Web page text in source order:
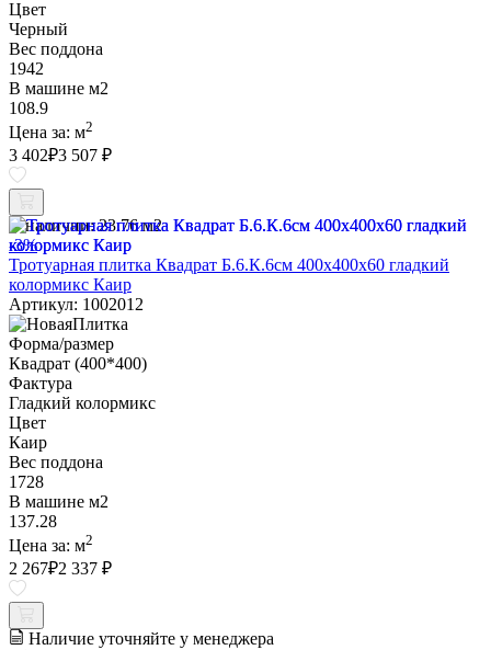
Цвет
Черный
Вес поддона
1942
В машине м2
108.9
Цена за: м2
3 402₽3 507 ₽
В наличии: 23.76 м2
-3%
Тротуарная плитка Квадрат Б.6.К.6см 400х400х60 гладкий
колормикс Каир
Артикул: 1002012
Форма/размер
Квадрат (400*400)
Фактура
Гладкий колормикс
Цвет
Каир
Вес поддона
1728
В машине м2
137.28
Цена за: м2
2 267₽2 337 ₽
Наличие уточняйте у менеджера